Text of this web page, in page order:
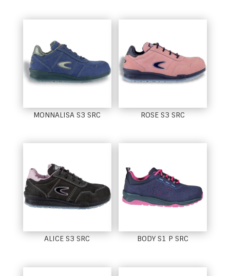
MONNALISA S3 SRC ROSE S3 SRC
ALICE S3 SRC BODY S1 P SRC